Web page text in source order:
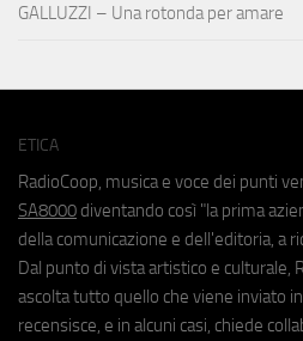
GALLUZZI – Una rotonda per amare
ETICA
RadioCoop, musica e voce dei punti
SA8000 diventando così "la prima
della comunicazione e dell'editoria, a
Dal punto di vista artistico e culturale,
ascolta tutto quello che viene inviato
recensisce, e in alcuni casi, chiede